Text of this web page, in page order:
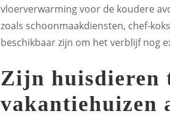
vloerverwarming voor de koudere
zoals schoonmaakdiensten, chef-
beschikbaar zijn om het verblijf nog
Zijn huisdieren
vakantiehuizen